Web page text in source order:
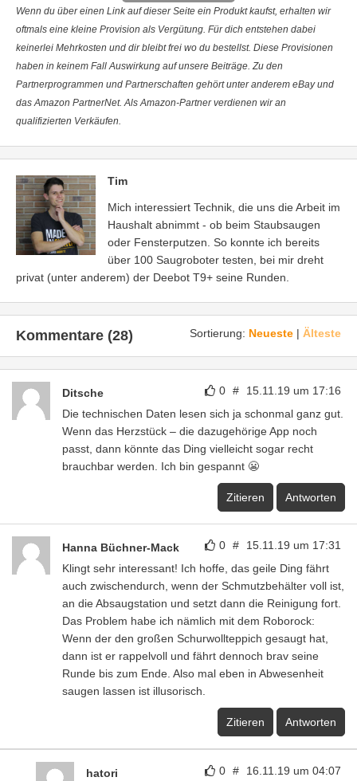
Wenn du über einen Link auf dieser Seite ein Produkt kaufst, erhalten wir
oftmals eine kleine Provision als Vergütung. Für dich entstehen dabei
keinerlei Mehrkosten und dir bleibt frei wo du bestellst. Diese Provisionen
haben in keinem Fall Auswirkung auf unsere Beiträge. Zu den
Partnerprogrammen und Partnerschaften gehört unter anderem eBay und
das Amazon PartnerNet. Als Amazon-Partner verdienen wir an
qualifizierten Verkäufen.
Tim
Mich interessiert Technik, die uns die Arbeit im
Haushalt abnimmt - ob beim Staubsaugen
oder Fensterputzen. So konnte ich bereits
über 100 Saugroboter testen, bei mir dreht
privat (unter anderem) der Deebot T9+ seine Runden.
Sortierung: Neueste | Älteste
Kommentare (28)
0 # 15.11.19 um 17:16
Ditsche
Die technischen Daten lesen sich ja schonmal ganz gut.
Wenn das Herzstück – die dazugehörige App noch
passt, dann könnte das Ding vielleicht sogar recht
brauchbar werden. Ich bin gespannt 😬
Zitieren Antworten
0 # 15.11.19 um 17:31
Hanna Büchner-Mack
Klingt sehr interessant! Ich hoffe, das geile Ding fährt
auch zwischendurch, wenn der Schmutzbehälter voll ist,
an die Absaugstation und setzt dann die Reinigung fort.
Das Problem habe ich nämlich mit dem Roborock:
Wenn der den großen Schurwollteppich gesaugt hat,
dann ist er rappelvoll und fährt dennoch brav seine
Runde bis zum Ende. Also mal eben in Abwesenheit
saugen lassen ist illusorisch.
Zitieren Antworten
0 # 16.11.19 um 04:07
hatori